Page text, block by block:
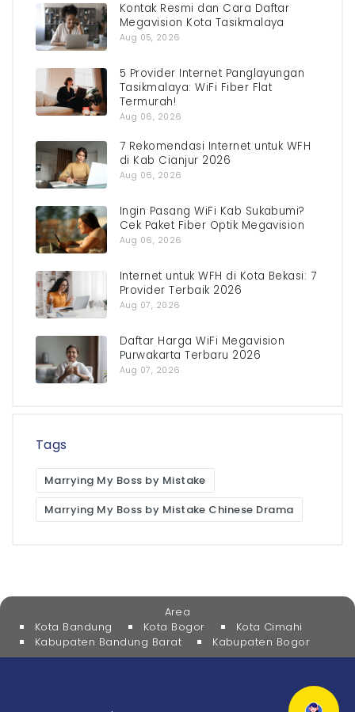
Kontak Resmi dan Cara Daftar
Megavision Kota Tasikmalaya
Aug 05, 2026
5 Provider Internet Panglayungan
Tasikmalaya: WiFi Fiber Flat
Termurah!
Aug 06, 2026
7 Rekomendasi Internet untuk WFH
di Kab Cianjur 2026
Aug 06, 2026
Ingin Pasang WiFi Kab Sukabumi?
Cek Paket Fiber Optik Megavision
Aug 06, 2026
Internet untuk WFH di Kota Bekasi: 7
Provider Terbaik 2026
Aug 07, 2026
Daftar Harga WiFi Megavision
Purwakarta Terbaru 2026
Aug 07, 2026
Tags
Marrying My Boss by Mistake
Marrying My Boss by Mistake Chinese Drama
Area
Kota Bandung
Kota Bogor
Kota Cimahi
Kabupaten Bandung Barat
Kabupaten Bogor